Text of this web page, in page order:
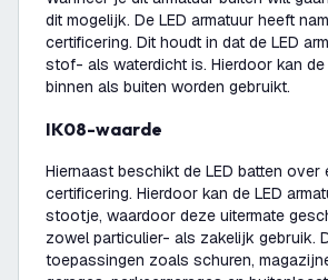
dit mogelijk. De LED armatuur heeft
certificering. Dit houdt in dat de LED
stof- als waterdicht is. Hierdoor kan
binnen als buiten worden gebruikt.
IK08-waarde
Hiernaast beschikt de LED batten over
certificering. Hierdoor kan de LED
stootje, waardoor deze uitermate
zowel particulier- als zakelijk gebruik.
toepassingen zoals schuren,